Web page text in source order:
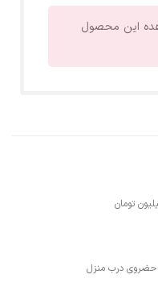
این محصول
حضروی درب منزل